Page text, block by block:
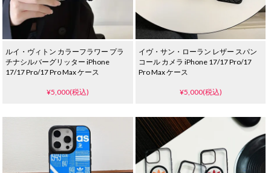
ルイ・ヴィトン カラーフラワー プラ
チナシルバーグリッター iPhone
17/17 Pro/17 Pro Max ケース
¥5,000(税込)
イヴ・サン・ローラン レザー スパン
コール カメラ iPhone 17/17 Pro/17
Pro Max ケース
¥5,000(税込)